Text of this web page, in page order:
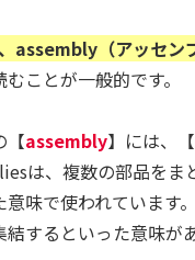
assembly（アッセン
ことが一般的です。
【assembly】には、【
は、複数の部品をま
意味で使われています
結するといった意味が